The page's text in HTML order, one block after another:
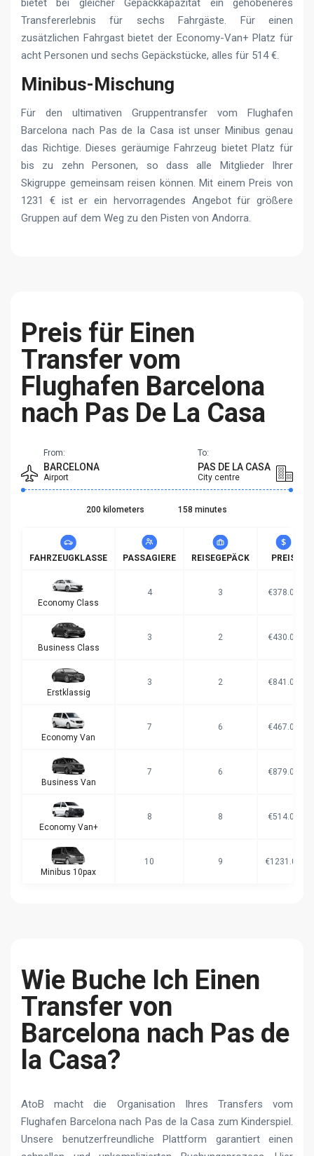
bietet bei gleicher Gepäckkapazität ein gehobeneres
Transfererlebnis für sechs Fahrgäste. Für einen
zusätzlichen Fahrgast bietet der Economy-Van+ Platz für
acht Personen und sechs Gepäckstücke, alles für 514 €.
Minibus-Mischung
Für den ultimativen Gruppentransfer vom Flughafen
Barcelona nach Pas de la Casa ist unser Minibus genau
das Richtige. Dieses geräumige Fahrzeug bietet Platz für
bis zu zehn Personen, so dass alle Mitglieder Ihrer
Skigruppe gemeinsam reisen können. Mit einem Preis von
1231 € ist er ein hervorragendes Angebot für größere
Gruppen auf dem Weg zu den Pisten von Andorra.
Preis für Einen
Transfer vom
Flughafen Barcelona
nach Pas De La Casa
From:
BARCELONA
Airport
To:
PAS DE LA CASA
City centre
200 kilometers 158 minutes
FAHRZEUGKLASSE PASSAGIERE REISEGEPÄCK PREIS
Economy Class
4 3 €378.00
Business Class
3 2 €430.00
Erstklassig
3 2 €841.00
Economy Van
7 6 €467.00
Business Van
7 6 €879.00
Economy Van+
8 8 €514.00
Minibus 10pax
10 9 €1231.00
Wie Buche Ich Einen
Transfer von
Barcelona nach Pas de
la Casa?
AtoB macht die Organisation Ihres Transfers vom
Flughafen Barcelona nach Pas de la Casa zum Kinderspiel.
Unsere benutzerfreundliche Plattform garantiert einen